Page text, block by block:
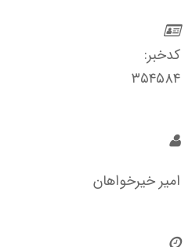
کدخبر:
۳۵۴۵۸۴
امیر خیرخواهان